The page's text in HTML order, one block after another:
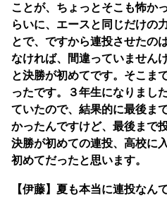
ことが、ちょっとそこも怖か
らいに、エースと同じだけの
とで、ですから連投させたの
なければ、間違っていません
と決勝が初めてです。そこま
ったです。３年生になりまし
ていたので、結果的に最後ま
かったんですけど、最後まで
決勝が初めての連投、高校に
初めてだったと思います。
【伊藤】夏も本当に連投なん